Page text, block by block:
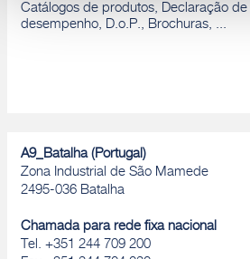
Rejeitar
Catálogos de produtos, Declaração de
desempenho, D.o.P., Brochuras, ...
A9_Batalha (Portugal)
Zona Industrial de São Mamede
2495-036 Batalha
Chamada para rede fixa nacional
Tel. +351 244 709 200